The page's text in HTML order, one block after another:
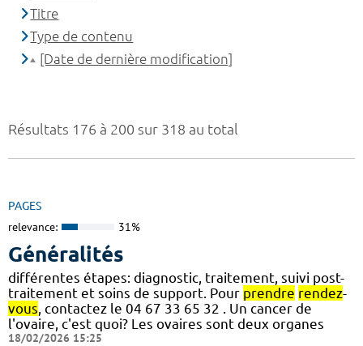
Résultats 176 à 200 sur 318 au total
PAGES
relevance: 31%
Généralités
différentes étapes: diagnostic, traitement, suivi post-
traitement et soins de support. Pour prendre rendez-
vous, contactez le 04 67 33 65 32 . Un cancer de
l'ovaire, c'est quoi? Les ovaires sont deux organes
18/02/2026 15:25
Titre
Type de contenu
[Date de dernière modification]